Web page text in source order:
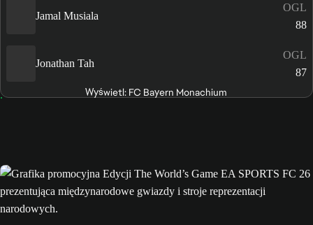
Jamal Musiala
OGL
88
Jonathan Tah
OGL
87
Wyświetl: FC Bayern Monachium